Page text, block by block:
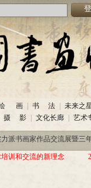
画 书 法
未来之
摄 影 文化长廊 艺术
(2020-06-26)
流展暨三年帮助100位贫困儿童行动
(2020-06-26)
流展暨三年帮助100位贫困儿童行动
训和交流的新理念